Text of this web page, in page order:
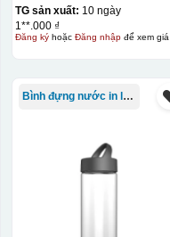
TG sản xuất: 10 ngày
1**.000 ₫
Đăng kýhoặc Đăng nhậpđể xem giá
Bình đựng nước in logo